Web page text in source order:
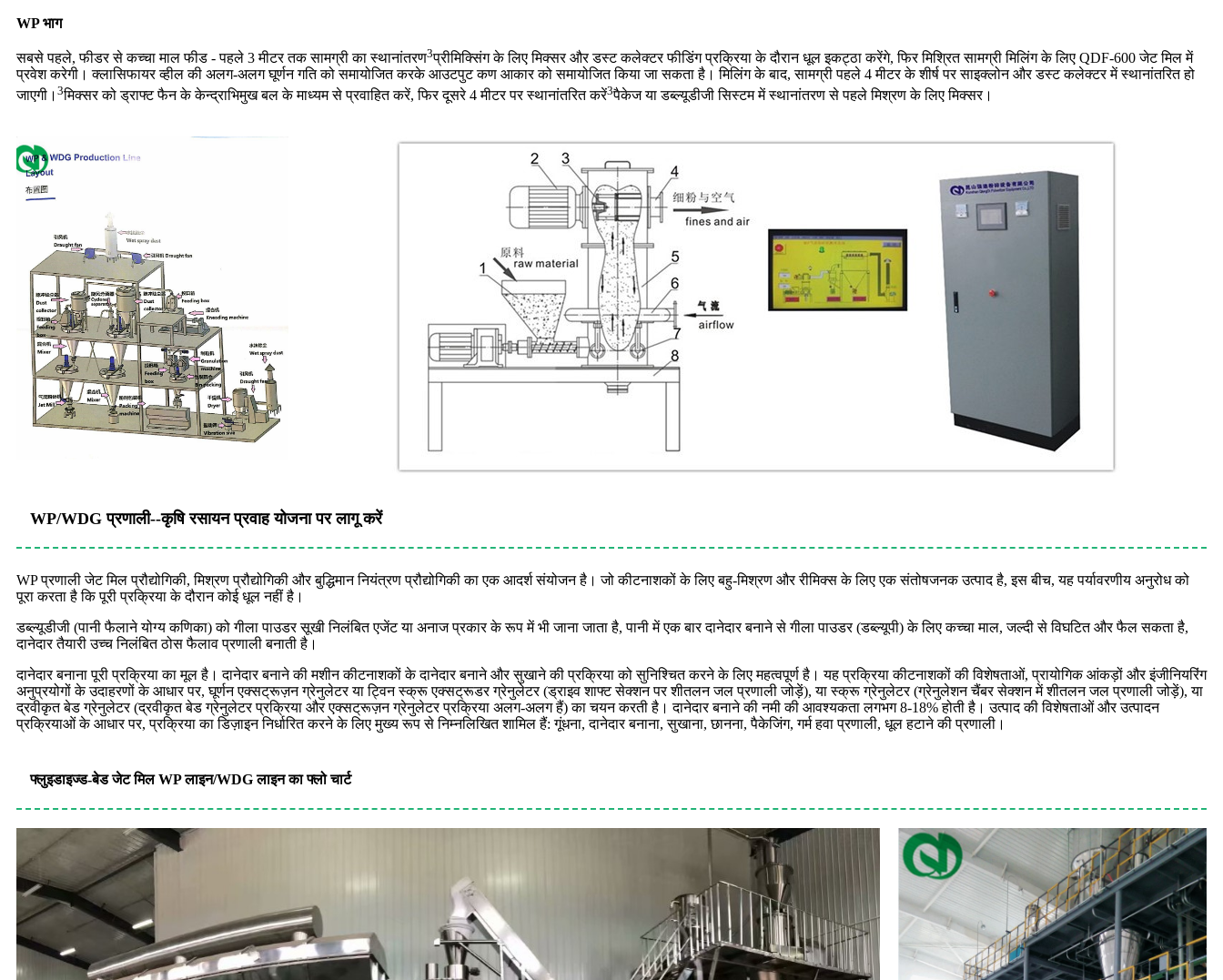
WP भाग
सबसे पहले, फीडर से कच्चा माल फीड - पहले 3 मीटर तक सामग्री का स्थानांतरण3प्रीमिक्सिंग के लिए मिक्सर और डस्ट कलेक्टर फीडिंग प्रक्रिया के दौरान धूल इकट्ठा करेंगे, फिर मिश्रित सामग्री मिलिंग के लिए QDF-600 जेट मिल में
प्रवेश करेगी। क्लासिफायर व्हील की अलग-अलग घूर्णन गति को समायोजित करके आउटपुट कण आकार को समायोजित किया जा सकता है। मिलिंग के बाद, सामग्री पहले 4 मीटर के शीर्ष पर साइक्लोन और डस्ट कलेक्टर में स्थानांतरित हो
जाएगी। 3मिक्सर को ड्राफ्ट फैन के केन्द्राभिमुख बल के माध्यम से प्रवाहित करें, फिर दूसरे 4 मीटर पर स्थानांतरित करें3पैकेज या डब्ल्यूडीजी सिस्टम में स्थानांतरण से पहले मिश्रण के लिए मिक्सर।
WP/WDG प्रणाली--कृषि रसायन प्रवाह योजना पर लागू करें
WP प्रणाली जेट मिल प्रौद्योगिकी, मिश्रण प्रौद्योगिकी और बुद्धिमान नियंत्रण प्रौद्योगिकी का एक आदर्श संयोजन है। जो कीटनाशकों के लिए बहु-मिश्रण और रीमिक्स के लिए एक संतोषजनक उत्पाद है, इस बीच, यह पर्यावरणीय अनुरोध को
पूरा करता है कि पूरी प्रक्रिया के दौरान कोई धूल नहीं है।
डब्ल्यूडीजी (पानी फैलाने योग्य कणिका) को गीला पाउडर सूखी निलंबित एजेंट या अनाज प्रकार के रूप में भी जाना जाता है, पानी में एक बार दानेदार बनाने से गीला पाउडर (डब्ल्यूपी) के लिए कच्चा माल, जल्दी से विघटित और फैल सकता है,
दानेदार तैयारी उच्च निलंबित ठोस फैलाव प्रणाली बनाती है।
दानेदार बनाना पूरी प्रक्रिया का मूल है। दानेदार बनाने की मशीन कीटनाशकों के दानेदार बनाने और सुखाने की प्रक्रिया को सुनिश्चित करने के लिए महत्वपूर्ण है। यह प्रक्रिया कीटनाशकों की विशेषताओं, प्रायोगिक आंकड़ों और इंजीनियरिंग
अनुप्रयोगों के उदाहरणों के आधार पर, घूर्णन एक्सट्रूज़न ग्रेनुलेटर या ट्विन स्क्रू एक्सट्रूडर ग्रेनुलेटर (ड्राइव शाफ्ट सेक्शन पर शीतलन जल प्रणाली जोड़ें), या स्क्रू ग्रेनुलेटर (ग्रेनुलेशन चैंबर सेक्शन में शीतलन जल प्रणाली जोड़ें), या
द्रवीकृत बेड ग्रेनुलेटर (द्रवीकृत बेड ग्रेनुलेटर प्रक्रिया और एक्सट्रूज़न ग्रेनुलेटर प्रक्रिया अलग-अलग हैं) का चयन करती है। दानेदार बनाने की नमी की आवश्यकता लगभग 8-18% होती है। उत्पाद की विशेषताओं और उत्पादन
प्रक्रियाओं के आधार पर, प्रक्रिया का डिज़ाइन निर्धारित करने के लिए मुख्य रूप से निम्नलिखित शामिल हैं: गूंधना, दानेदार बनाना, सुखाना, छानना, पैकेजिंग, गर्म हवा प्रणाली, धूल हटाने की प्रणाली।
फ्लुइडाइज्ड-बेड जेट मिल WP लाइन/WDG लाइन का फ्लो चार्ट